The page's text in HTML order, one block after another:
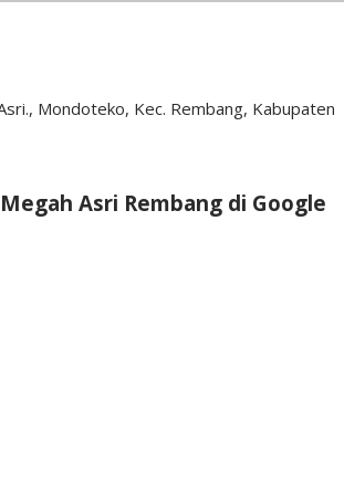
Mondoteko, Kec. Rembang, Kabupaten
Asri Rembang di Google